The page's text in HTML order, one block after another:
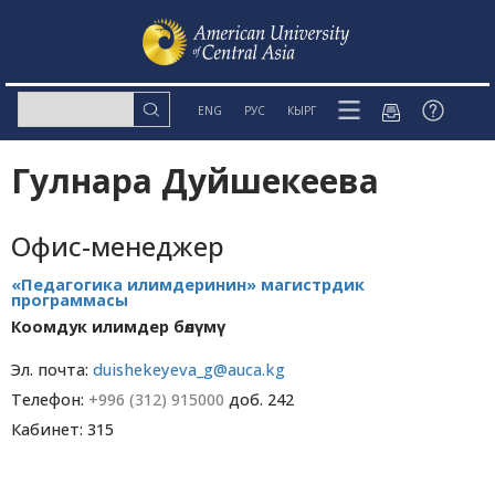
ENG РУС КЫРГ
Гулнара Дуйшекеева
Офис-менеджер
«Педагогика илимдеринин» магистрдик
программасы
Коомдук илимдер бөлүмү
Эл. почта: duishekeyeva_g@auca.kg
Телефон: +996 (312) 915000 доб. 242
Кабинет: 315